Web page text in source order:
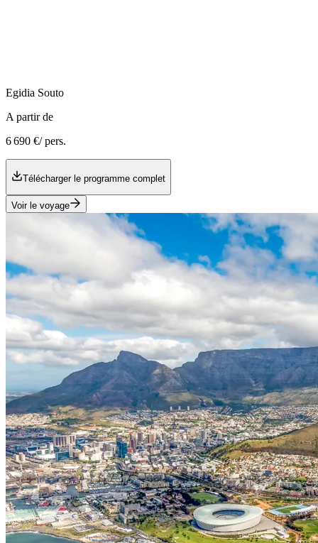
Egidia Souto
A partir de
6 690 €/ pers.
Télécharger le programme complet
Voir le voyage